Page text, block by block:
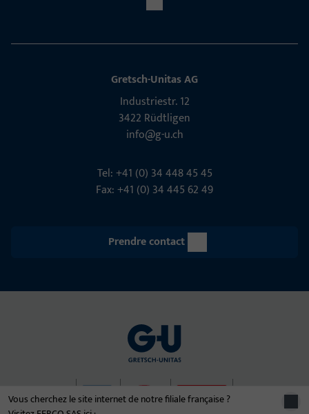
Vous cherchez le site internet de notre filiale française ?
Gretsch-Unitas AG
Indu­s­triestr. 12
3422 Rüdt­ligen
info@g-u.ch
Tel: +41 (0) 34 448 45 45
Fax: +41 (0) 34 445 62 49
Prendre contact